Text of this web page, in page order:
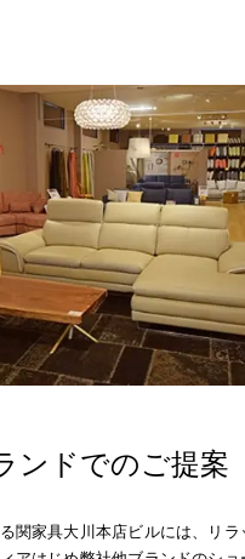
ンドでのご提案
関家具大川本店ビルには、リラ